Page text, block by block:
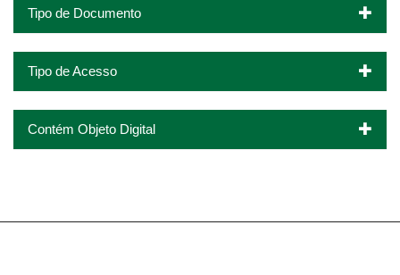
Tipo de Documento
Tipo de Acesso
Contém Objeto Digital